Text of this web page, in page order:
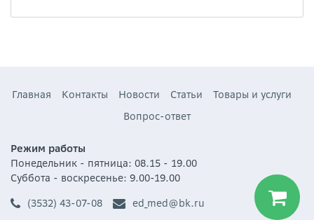
Главная Контакты Новости Статьи
Товары и услуги
Вопрос-ответ
Режим работы
Понедельник - пятница: 08.15 - 19.00
Суббота - воскресенье: 9.00-19.00
(3532) 43-07-08
ed_med@bk.ru